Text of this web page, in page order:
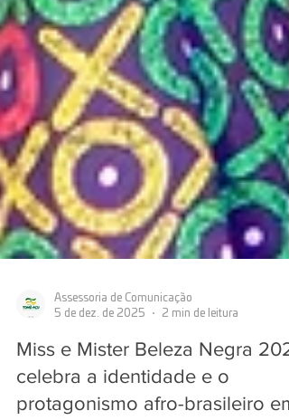
5 de dez. de 2025
2 min de leitura
Miss e Mister Beleza Negra
celebra a identidade e o